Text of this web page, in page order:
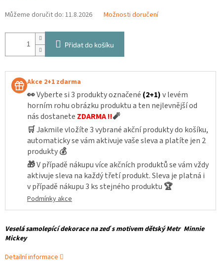
Můžeme doručit do: 11.8.2026 Možnosti doručení
Přidat do košíku
Akce 2+1 zdarma
👀Vyberte si 3 produkty označené (2+1)v levém
horním rohu obrázku produktu a ten nejlevnější od
nás dostanete ZDARMA !!🧨
🛒Jakmile vložíte 3 vybrané akční produkty do košíku,
automaticky se vám aktivuje vaše sleva a platíte jen 2
produkty💰
🎁V případě nákupu více akčních produktů se vám vždy
aktivuje sleva na každý třetí produkt. Sleva je platná i
v případě nákupu 3 ks stejného produktu 🏆
Podmínky akce
Veselá samolepící dekorace na zeďs motivem dětský Metr Minnie
Mickey
Detailní informace